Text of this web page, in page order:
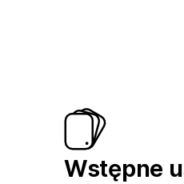
Wstępne